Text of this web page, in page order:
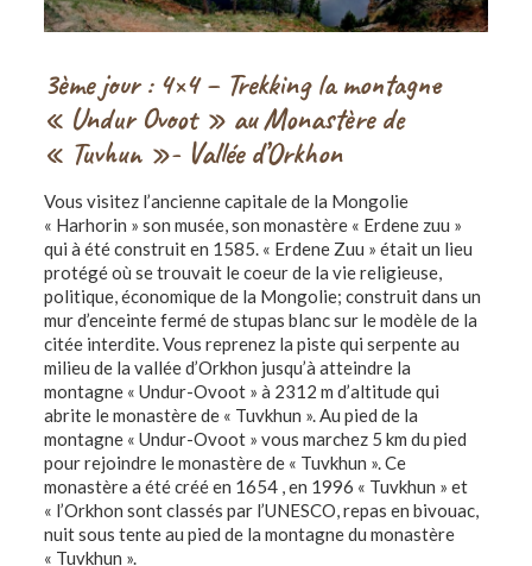
3ème jour : 4×4 – Trekking lamontagne
« Undur Ovoot » au Monastère de
« Tuvhun »-Vallée d’Orkhon
Vous visitez l’ancienne capitale de la Mongolie
« Harhorin » son musée, son monastère « Erdene zuu »
qui à été construit en 1585. « Erdene Zuu » était un lieu
protégé où se trouvait le coeur de la vie religieuse,
politique, économique de la Mongolie; construit dans un
mur d’enceinte fermé de stupas blanc sur le modèle de la
citée interdite. Vous reprenez la piste qui serpente au
milieu de la vallée d’Orkhon jusqu’à atteindre la
montagne « Undur-Ovoot » à 2312 m d’altitude qui
abrite le monastère de « Tuvkhun ». Au pied de la
montagne « Undur-Ovoot » vous marchez 5 km du pied
pour rejoindre le monastère de « Tuvkhun ». Ce
monastère a été créé en 1654 , en 1996 « Tuvkhun » et
« l’Orkhon sont classés par l’UNESCO, repas en bivouac,
nuit sous tente au pied de la montagne du monastère
« Tuvkhun ».